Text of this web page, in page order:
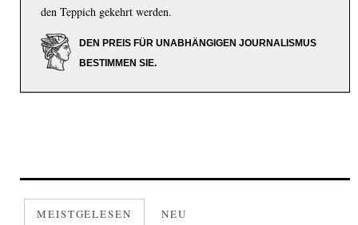
den Teppich gekehrt werden.
DEN PREIS FÜR UNABHÄNGIGEN JOURNALISMUS
BESTIMMEN SIE.
MEISTGELESEN NEU